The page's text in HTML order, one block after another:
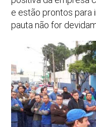
e estão prontos para
pauta não for